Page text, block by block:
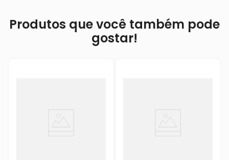
Produtos que você também pode
gostar!